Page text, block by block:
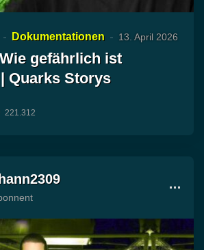
Dokumentationen 13. April 2026
gefährlich ist
Quarks Storys
221.312